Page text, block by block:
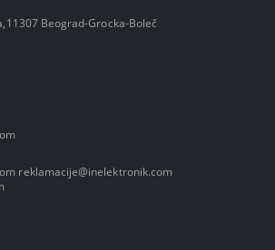
Beograd-Grocka-Boleč
reklamacije@inelektronik.com